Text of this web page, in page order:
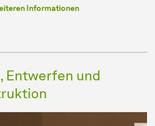
Informationen
Entwerfen und